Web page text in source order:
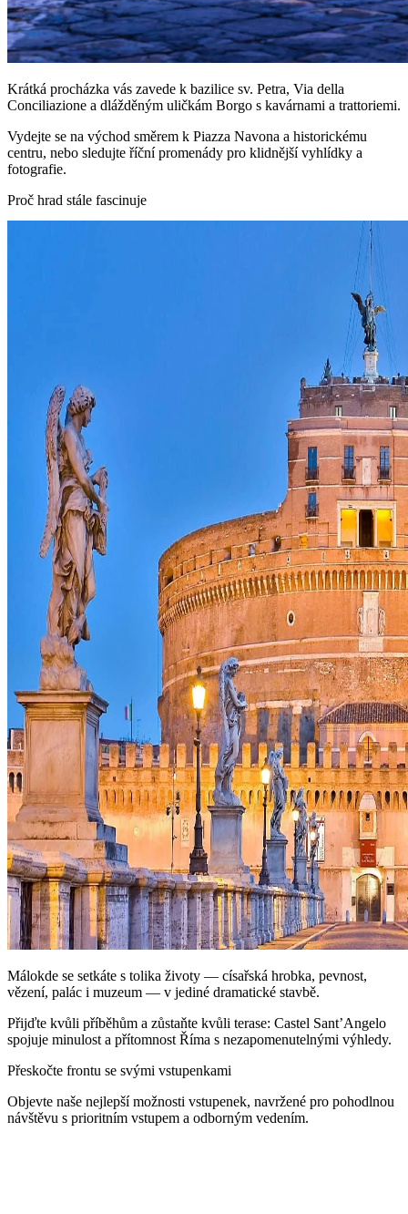
Krátká procházka vás zavede k bazilice sv. Petra, Via della
Conciliazione a dlážděným uličkám Borgo s kavárnami a trattoriemi.
Vydejte se na východ směrem k Piazza Navona a historickému
centru, nebo sledujte říční promenády pro klidnější vyhlídky a
fotografie.
Proč hrad stále fascinuje
Málokde se setkáte s tolika životy — císařská hrobka, pevnost,
vězení, palác i muzeum — v jediné dramatické stavbě.
Přijďte kvůli příběhům a zůstaňte kvůli terase: Castel Sant’Angelo
spojuje minulost a přítomnost Říma s nezapomenutelnými výhledy.
Přeskočte frontu se svými vstupenkami
Objevte naše nejlepší možnosti vstupenek, navržené pro pohodlnou
návštěvu s prioritním vstupem a odborným vedením.